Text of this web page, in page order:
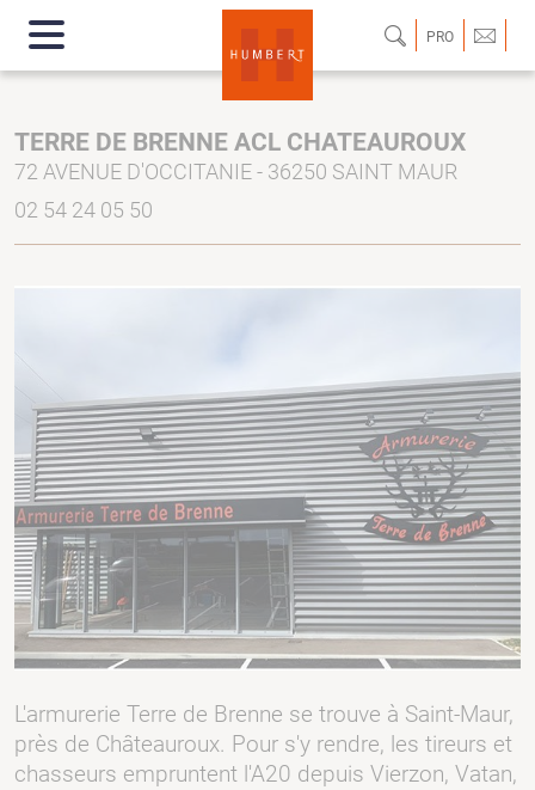
PRO
TERRE DE BRENNE ACL CHATEAUROUX
72 AVENUE D'OCCITANIE - 36250 SAINT MAUR
02 54 24 05 50
L'armurerie Terre de Brenne se trouve à Saint-Maur,
près de Châteauroux. Pour s'y rendre, les tireurs et
chasseurs empruntent l'A20 depuis Vierzon, Vatan,